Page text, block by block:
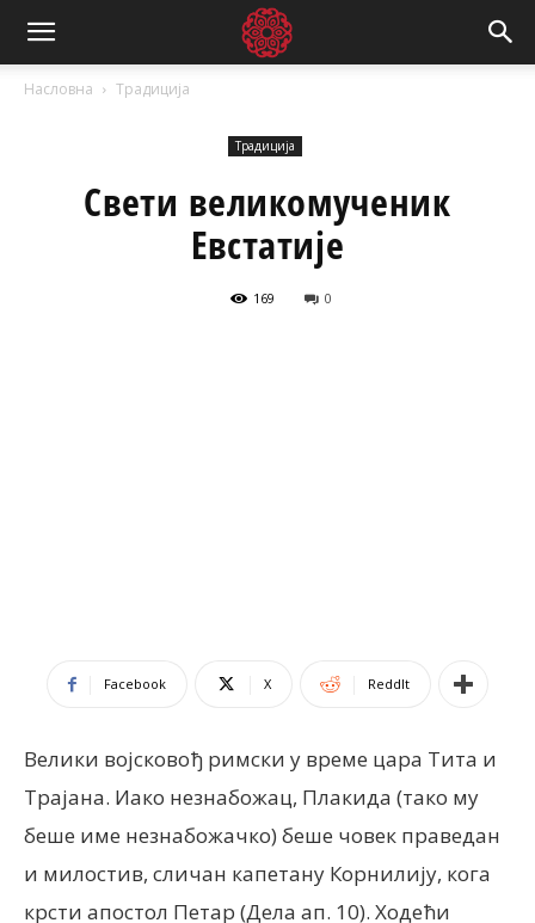
Насловна Традиција
Традиција
Свети великомученик
Евстатије
169 0
Facebook X ReddIt
Велики војсковођ римски у време цара Тита и
Трајана. Иако незнабожац, Плакида (тако му
беше име незнабожачко) беше човек праведан
и милостив, сличан капетану Корнилију, кога
крсти апостол Петар (Дела ап. 10). Ходећи